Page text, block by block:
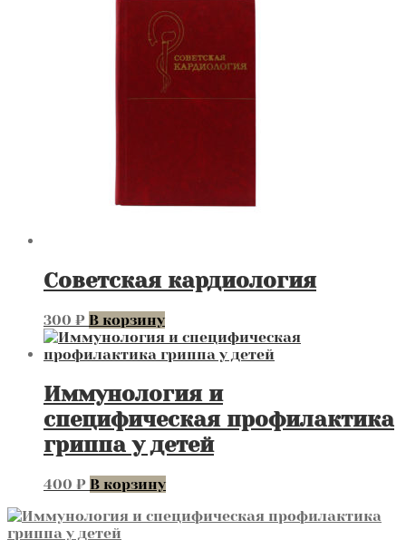
Советская кардиология
300 ₽ В корзину
Иммунология и
специфическая профилактика
гриппа у детей
400 ₽ В корзину